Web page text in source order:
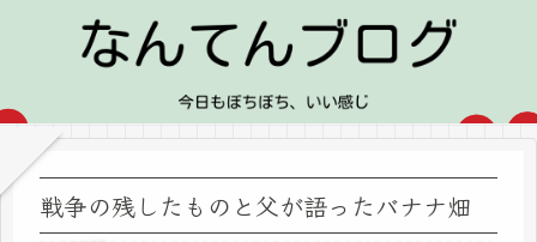
戦争の残したものと父が語ったバナナ畑